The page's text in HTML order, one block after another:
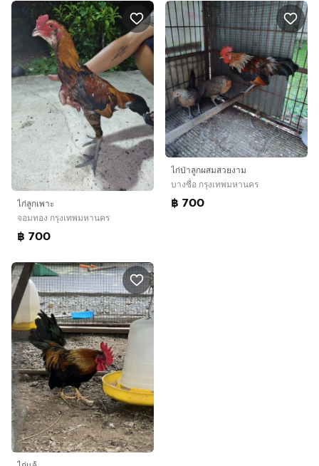
ไก่ลูกเพาะ
จอมทอง กรุงเทพมหานคร
฿ 700
ไก่ป่าลูกผสมสวยงาม
บางซื่อ กรุงเทพมหานคร
฿ 700